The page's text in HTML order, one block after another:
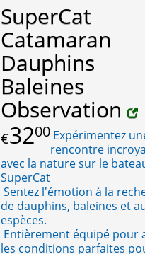
SuperCat
Catamaran
Dauphins
Baleines
Observation
€3200 Expérimentez
rencontre
avec la nature sur le
SuperCat
Sentez l'émotion à la
de dauphins, baleines et
espèces.
Entièrement équipé pour
les conditions parfaites